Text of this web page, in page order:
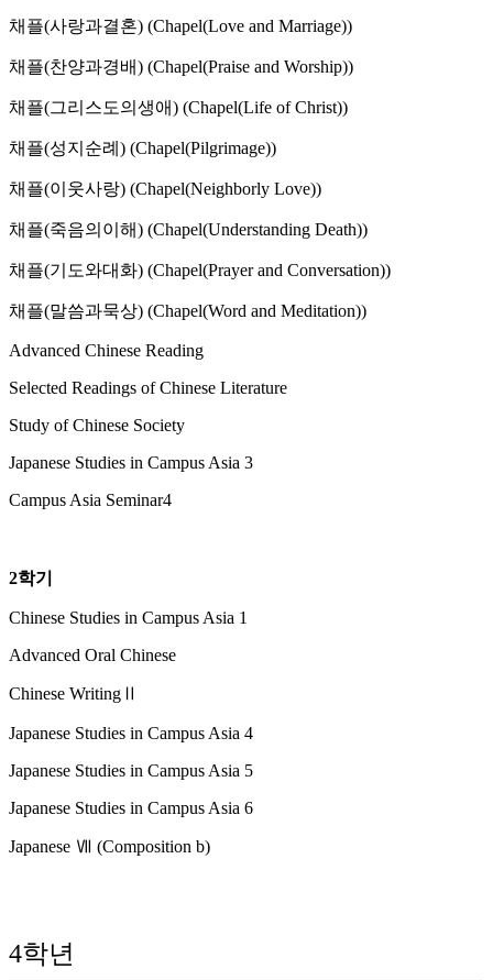
채플(사랑과결혼) (Chapel(Love and Marriage))
채플(찬양과경배) (Chapel(Praise and Worship))
채플(그리스도의생애) (Chapel(Life of Christ))
채플(성지순례) (Chapel(Pilgrimage))
채플(이웃사랑) (Chapel(Neighborly Love))
채플(죽음의이해) (Chapel(Understanding Death))
채플(기도와대화) (Chapel(Prayer and Conversation))
채플(말씀과묵상) (Chapel(Word and Meditation))
Advanced Chinese Reading
Selected Readings of Chinese Literature
Study of Chinese Society
Japanese Studies in Campus Asia 3
Campus Asia Seminar4
2학기
Chinese Studies in Campus Asia 1
Advanced Oral Chinese
Chinese WritingⅡ
Japanese Studies in Campus Asia 4
Japanese Studies in Campus Asia 5
Japanese Studies in Campus Asia 6
Japanese Ⅶ (Composition b)
4학년